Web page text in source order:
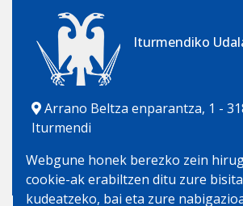
Iturmendiko
Arrano Beltza enparantza, 1 -
Iturmendi
udala@iturmendi.eus
Webgune honek berezko zein
cookie-ak erabiltzen ditu zure
kudeatzeko, bai eta zure